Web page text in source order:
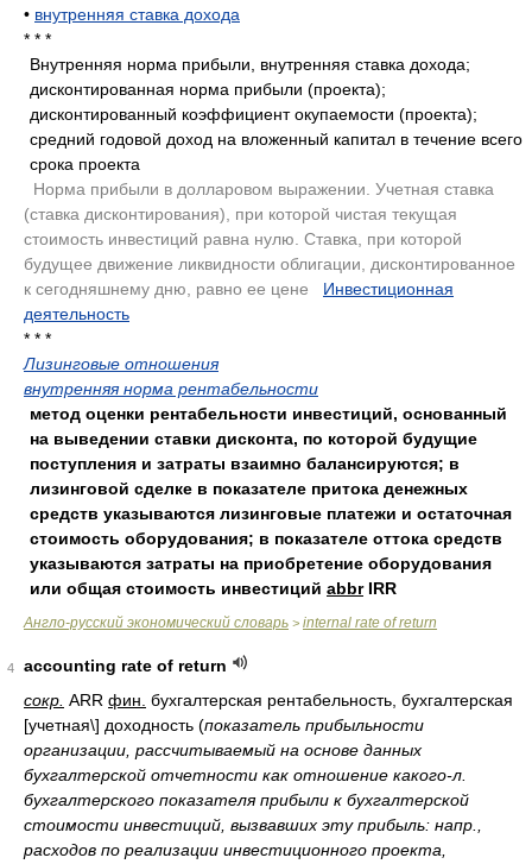
• внутренняя ставка дохода
* * *
Внутренняя норма прибыли, внутренняя ставка дохода;
дисконтированная норма прибыли (проекта);
дисконтированный коэффициент окупаемости (проекта);
средний годовой доход на вложенный капитал в течение всего
срока проекта
Норма прибыли в долларовом выражении. Учетная ставка
(ставка дисконтирования), при которой чистая текущая
стоимость инвестиций равна нулю. Ставка, при которой
будущее движение ликвидности облигации, дисконтированное
к сегодняшнему дню, равно ее цене
Инвестиционная
деятельность
* * *
Лизинговые отношения
внутренняя норма рентабельности
метод оценки рентабельности инвестиций, основанный
на выведении ставки дисконта, по которой будущие
поступления и затраты взаимно балансируются; в
лизинговой сделке в показателе притока денежных
средств указываются лизинговые платежи и остаточная
стоимость оборудования; в показателе оттока средств
указываются затраты на приобретение оборудования
или общая стоимость инвестиций abbrIRR
Англо-русский экономический словарь > internal rate of return
4
accounting rate of return
сокр. ARR фин. бухгалтерская рентабельность, бухгалтерская
[учетная\] доходность (показатель прибыльности
организации, рассчитываемый на основе данных
бухгалтерской отчетности как отношение какого-л.
бухгалтерского показателя прибыли к бухгалтерской
стоимости инвестиций, вызвавших эту прибыль: напр.,
расходов по реализации инвестиционного проекта,